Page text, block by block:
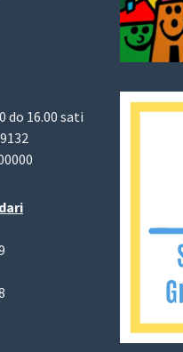
do 16.00 sati